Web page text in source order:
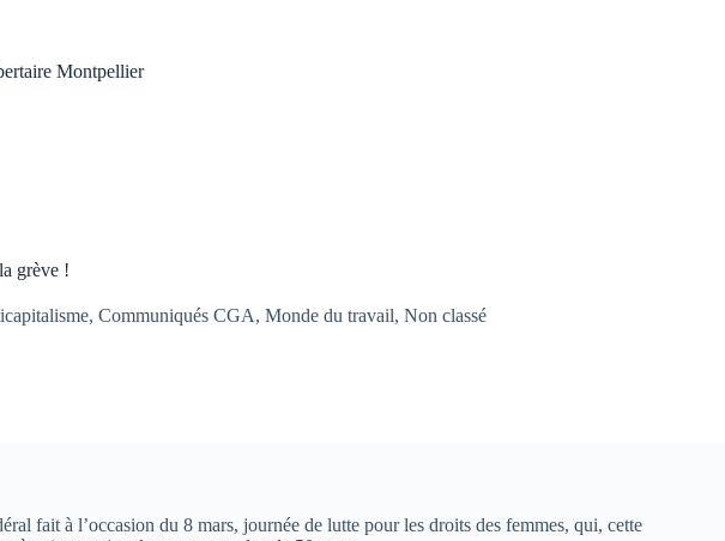
Montpellier
grève !
, Communiqués CGA, Monde du travail, Non classé
fait à l’occasion du 8 mars, journée de lutte pour les droits des femmes, qui, cette